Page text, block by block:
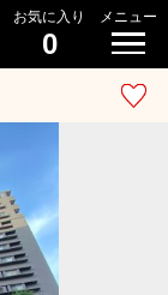
お気に入り
0
メニュー